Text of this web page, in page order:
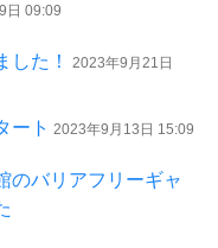
日 09:09
した！
2023年9月21日
ート 2023年9月13日 15:09
のバリアフリーギャ